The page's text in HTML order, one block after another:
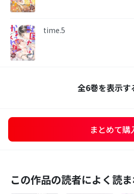
time.5
全6巻を表示す
まとめて購
この作品の読者によく読